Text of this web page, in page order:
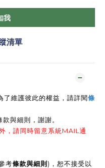
我
清單
維護彼此的權益，請詳閱條
款與細則，謝謝。
，請同時留意系統MAIL通
考條款與細則 )，恕不接受以